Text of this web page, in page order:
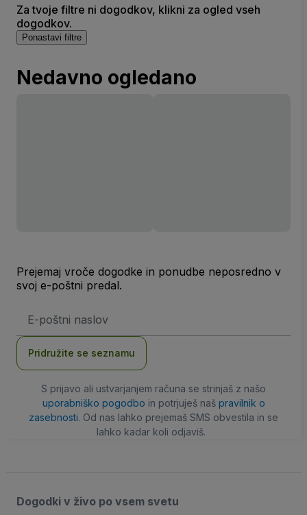
Za tvoje filtre ni dogodkov, klikni za ogled vseh
dogodkov.
Ponastavi filtre
Nedavno ogledano
Prejemaj vroče dogodke in ponudbe neposredno v
svoj e-poštni predal.
naslov
Pridružite se seznamu
S prijavo ali ustvarjanjem računa se strinjaš z našo
uporabniško pogodbo in potrjuješ naš pravilnik o
zasebnosti. Od nas lahko prejemaš SMS obvestila in se
lahko kadar koli odjaviš.
Dogodki v živo po vsem svetu